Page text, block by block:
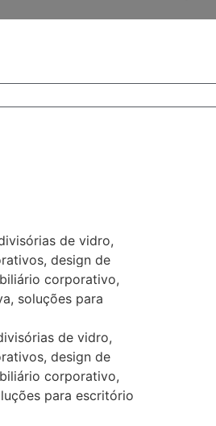
de vidro,
design de
corporativo,
soluções para